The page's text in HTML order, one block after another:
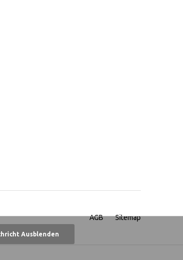
AGB Sitemap
Ausblenden